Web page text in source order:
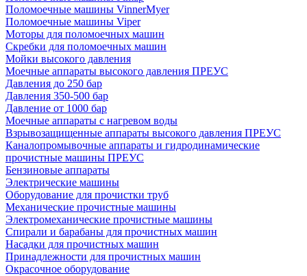
Поломоечные машины VinnerMyer
Поломоечные машины Viper
Моторы для поломоечных машин
Скребки для поломоечных машин
Мойки высокого давления
Моечные аппараты высокого давления ПРЕУС
Давления до 250 бар
Давления 350-500 бар
Давление от 1000 бар
Моечные аппараты с нагревом воды
Взрывозащищенные аппараты высокого давления ПРЕУС
Каналопромывочные аппараты и гидродинамические
прочистные машины ПРЕУС
Бензиновые аппараты
Электрические машины
Оборудование для прочистки труб
Механические прочистные машины
Электромеханические прочистные машины
Спирали и барабаны для прочистных машин
Насадки для прочистных машин
Принадлежности для прочистных машин
Окрасочное оборудование